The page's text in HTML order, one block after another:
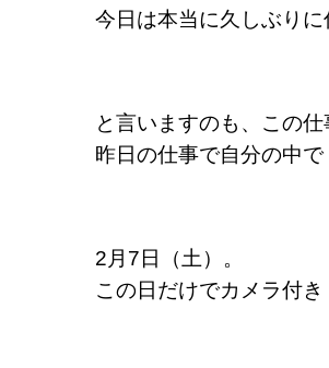
今日は本当に久しぶりに
と言いますのも、 この仕
昨日の仕事で自分の中で
2月7日（土）。
この日だけでカメラ付